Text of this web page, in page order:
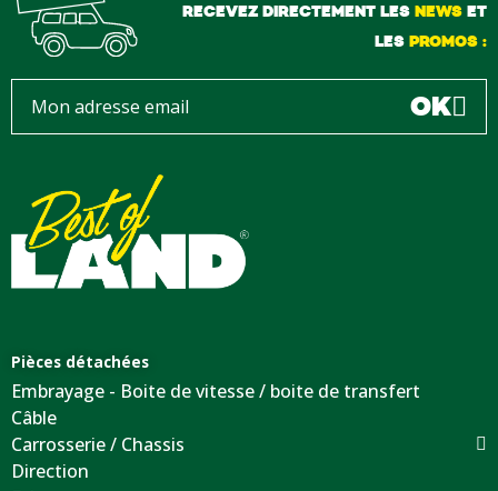
RECEVEZ DIRECTEMENT LES NEWSET
LES PROMOS :
OK
Pièces détachées
Embrayage - Boite de vitesse / boite de transfert
Câble
Carrosserie / Chassis
Direction